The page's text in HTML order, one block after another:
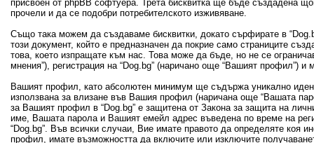
присвоен от phpBB софтуера. Трета бисквитка ще бъде създадена
прочели и да се подобри потребителското изживяване.
Също така можем да създаваме бисквитки, докато сърфирате в
този документ, който е предназначен да покрие само страниците
това, което изпращате към нас. Това може да бъде, но не се
мнения”), регистрация на “Dog.bg” (наричано още “Вашият профил”)
Вашият профил, като абсолютен минимум ще съдържа уникално
използвана за влизане във Вашия профил (наричана още “Вашата
за Вашият профил в “Dog.bg” е защитена от Закона за защита на
име, Вашата парола и Вашият емейл адрес въведена по време на
“Dog.bg”. Във всички случаи, Вие имате правото да определяте
профил, имате възможността да включите или изключите